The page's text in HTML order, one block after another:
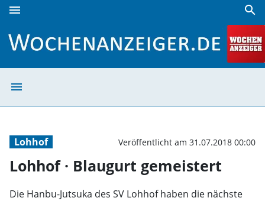
menu search
menu
Lohhof Veröffentlicht am 31.07.2018 00:00
Lohhof · Blaugurt gemeistert
Die Hanbu-Jutsuka des SV Lohhof haben die nächste